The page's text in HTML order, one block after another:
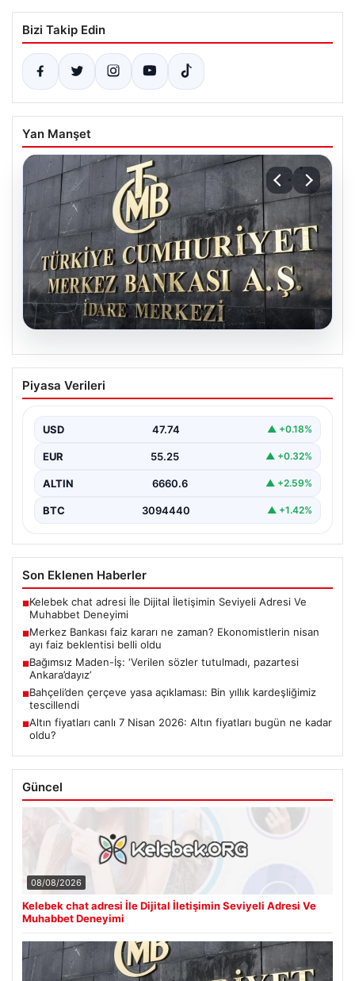
Bizi Takip Edin
Yan Manşet
Merkez Bankası faiz kararı ne zaman?
Ekonomistlerin nisan ayı faiz beklentisi
Piyasa Verileri
USD 47.74 ▲ +0.18%
EUR 55.25 ▲ +0.32%
ALTIN 6660.6 ▲ +2.59%
BTC 3094440 ▲ +1.42%
Son Eklenen Haberler
■Kelebek chat adresi İle Dijital İletişimin Seviyeli Adresi Ve
Muhabbet Deneyimi
■Merkez Bankası faiz kararı ne zaman? Ekonomistlerin nisan
ayı faiz beklentisi belli oldu
■Bağımsız Maden-İş: ‘Verilen sözler tutulmadı, pazartesi
Ankara’dayız’
■Bahçeli’den çerçeve yasa açıklaması: Bin yıllık kardeşliğimiz
tescillendi
■Altın fiyatları canlı 7 Nisan 2026: Altın fiyatları bugün ne kadar
oldu?
Güncel
08/08/2026
Kelebek chat adresi İle Dijital İletişimin Seviyeli Adresi Ve
Muhabbet Deneyimi